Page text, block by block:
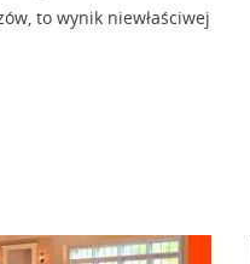
to wynik niewłaściwej